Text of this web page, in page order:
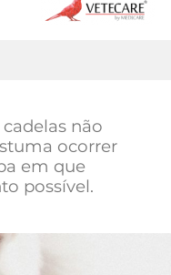
não
ocorrer
em que
possível.